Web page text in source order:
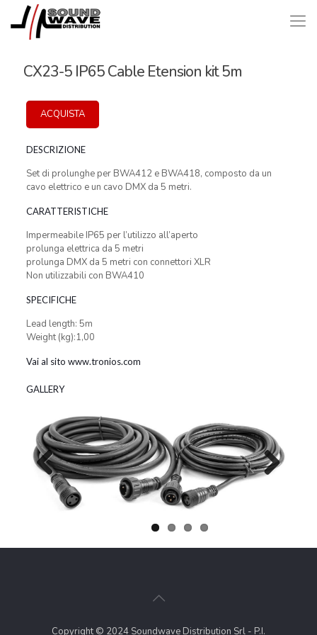
CX23-5 IP65 Cable Etension kit 5m
ACQUISTA
DESCRIZIONE
Set di prolunghe per BWA412 e BWA418, composto da un
cavo elettrico e un cavo DMX da 5 metri.
CARATTERISTICHE
Impermeabile IP65 per l’utilizzo all’aperto
prolunga elettrica da 5 metri
prolunga DMX da 5 metri con connettori XLR
Non utilizzabili con BWA410
SPECIFICHE
Lead length: 5m
Weight (kg):1,00
Vai al sito www.tronios.com
GALLERY
Previous
Copyright © 2024 Soundwave Distribution Srl - P.I.